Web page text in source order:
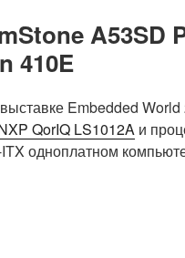
A53SD
410E
Embedded
QorIQ LS1012A и
одноплатном